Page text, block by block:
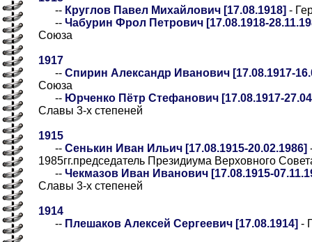
-- Круглов Павел Михайлович [17.08.1918] -
-- Чабурин Фрол Петрович [17.08.1918-
Союза
1917
-- Спирин Александр Иванович [17.08.1917-
Союза
-- Юрченко Пётр Стефанович [17.08.1917-
Славы 3-х степеней
1915
-- Сенькин Иван Ильич [17.08.1915-20.02.1986]
1985гг.председатель Президиума Верховного
-- Чекмазов Иван Иванович [17.08.1915-
Славы 3-х степеней
1914
-- Плешаков Алексей Сергеевич [17.08.1914] -